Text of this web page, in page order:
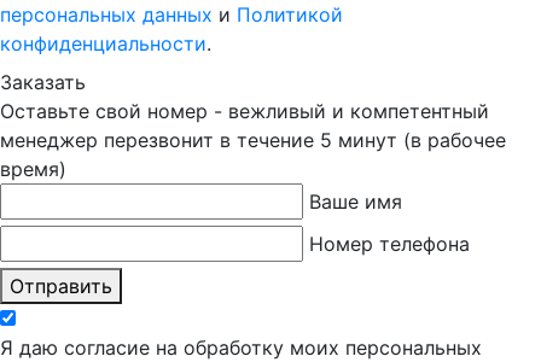
персональных данных и Политикой
конфиденциальности.
Заказать
Оставьте свой номер - вежливый и компетентный
менеджер перезвонит в течение 5 минут (в рабочее
время)
Ваше имя
Номер телефона
Отправить
Я даю согласие на обработку моих персональных